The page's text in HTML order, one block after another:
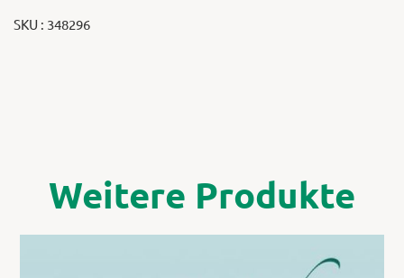
SKU : 348296
Weitere Produkte